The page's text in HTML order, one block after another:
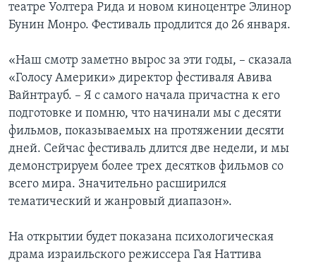
театре Уолтера Рида и новом киноцентре Элинор
Бунин Монро. Фестиваль продлится до 26 января.
«Наш смотр заметно вырос за эти годы, – сказала
«Голосу Америки» директор фестиваля Авива
Вайнтрауб. – Я с самого начала причастна к его
подготовке и помню, что начинали мы с десяти
фильмов, показываемых на протяжении десяти
дней. Сейчас фестиваль длится две недели, и мы
демонстрируем более трех десятков фильмов со
всего мира. Значительно расширился
тематический и жанровый диапазон».
На открытии будет показана психологическая
драма израильского режиссера Гая Наттива